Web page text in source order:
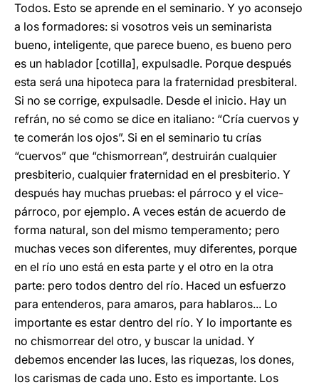
Todos. Esto se aprende en el seminario. Y yo aconsejo
a los formadores: si vosotros veis un seminarista
bueno, inteligente, que parece bueno, es bueno pero
es un hablador [cotilla], expulsadle. Porque después
esta será una hipoteca para la fraternidad presbiteral.
Si no se corrige, expulsadle. Desde el inicio. Hay un
refrán, no sé como se dice en italiano: “Cría cuervos y
te comerán los ojos”. Si en el seminario tu crías
“cuervos” que “chismorrean”, destruirán cualquier
presbiterio, cualquier fraternidad en el presbiterio. Y
después hay muchas pruebas: el párroco y el vice-
párroco, por ejemplo. A veces están de acuerdo de
forma natural, son del mismo temperamento; pero
muchas veces son diferentes, muy diferentes, porque
en el río uno está en esta parte y el otro en la otra
parte: pero todos dentro del río. Haced un esfuerzo
para entenderos, para amaros, para hablaros... Lo
importante es estar dentro del río. Y lo importante es
no chismorrear del otro, y buscar la unidad. Y
debemos encender las luces, las riquezas, los dones,
los carismas de cada uno. Esto es importante. Los